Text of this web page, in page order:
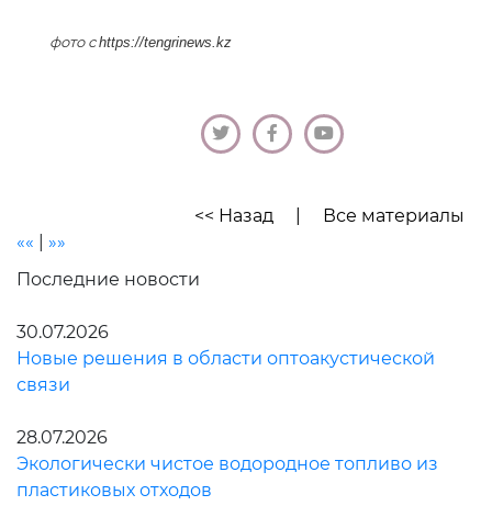
фото сhttps://tengrinews.kz
<< Назад
Все материалы
««
»»
Последние новости
30.07.2026
Новые решения в области оптоакустической
связи
28.07.2026
Экологически чистое водородное топливо из
пластиковых отходов